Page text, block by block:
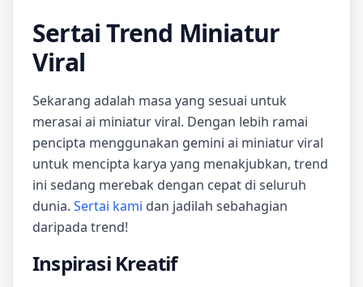
Sertai Trend Miniatur
Viral
Sekarang adalah masa yang sesuai untuk
merasai ai miniatur viral. Dengan lebih ramai
pencipta menggunakan gemini ai miniatur viral
untuk mencipta karya yang menakjubkan, trend
ini sedang merebak dengan cepat di seluruh
dunia. Sertai kami dan jadilah sebahagian
daripada trend!
Inspirasi Kreatif